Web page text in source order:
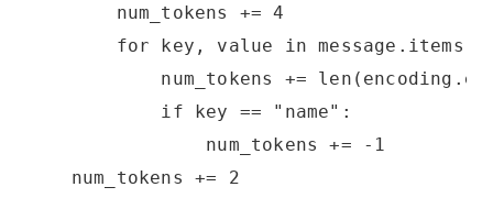
        num_tokens += 4
for key, value in
num_tokens +=
            if key == "name":
                num_tokens += -1
    num_tokens += 2